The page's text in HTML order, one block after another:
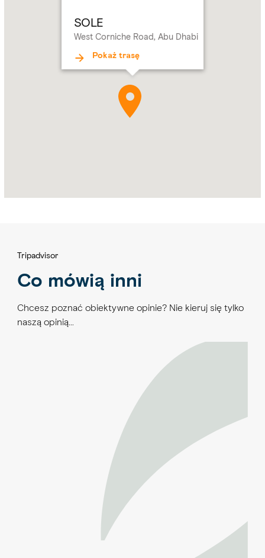
SOLE
West Corniche Road, Abu Dhabi
Pokaż trasę
Tripadvisor
Co mówią inni
Chcesz poznać obiektywne opinie? Nie kieruj się tylko
naszą opinią…